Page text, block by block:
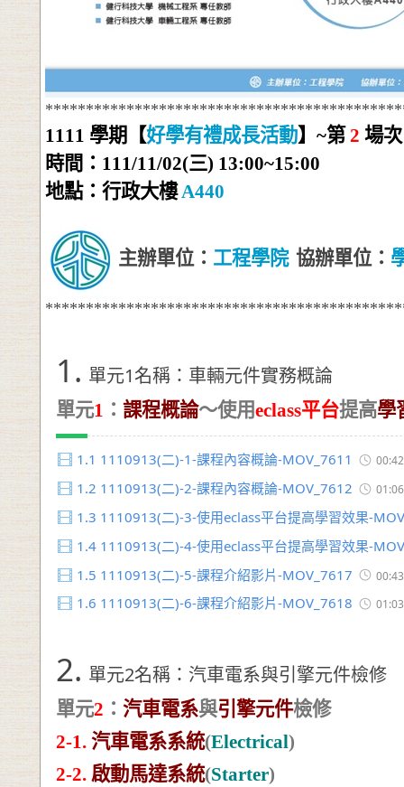
1111 學期【好學有禮成長活動】 ~第 2 場次
時間： 111/11/02(三) 13:00~15:00
地點：行政大樓A440
主辦單位： 工程學院 協辦單位：
1. 單元1名稱：車輛元件實務概論
單元1 ： 課程概論～使用eclass平台提高學
1.1 1110913(二)-1-課程內容概論-MOV_7611 00:42
1.2 1110913(二)-2-課程內容概論-MOV_7612 01:06
1.3 1110913(二)-3-使用eclass平台提高學習效果-
1.4 1110913(二)-4-使用eclass平台提高學習效果-
1.5 1110913(二)-5-課程介紹影片-MOV_7617 00:43
1.6 1110913(二)-6-課程介紹影片-MOV_7618 01:03
2. 單元2名稱：汽車電系與引擎元件檢修
單元2 ： 汽車電系與引擎元件檢修
2-1. 汽車電系系統(Electrical)
2-2. 啟動馬達系統(Starter)